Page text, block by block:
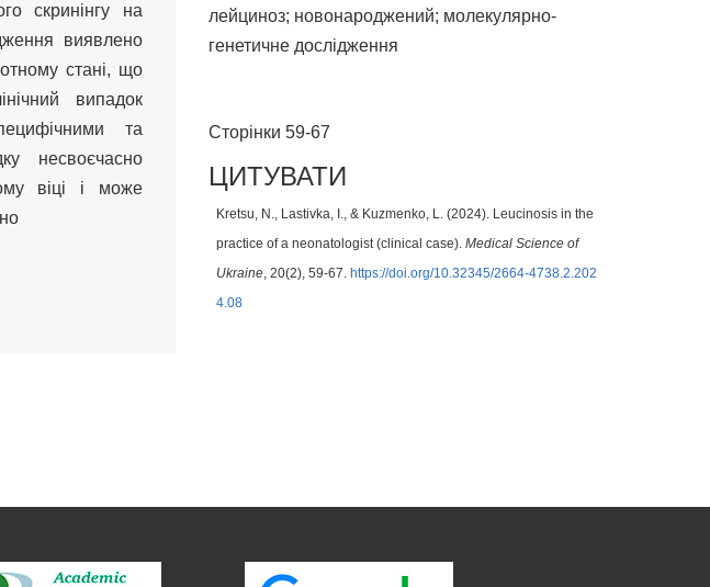
скринінгу на
виявлено
стані, що
випадок
та
несвоєчасно
віці і може
лейциноз; новонароджений; молекулярно-
генетичне дослідження
Сторінки 59-67
ЦИТУВАТИ
Kretsu, N., Lastivka, I., & Kuzmenko, L. (2024). Leucinosis in the
practice of a neonatologist (clinical case). Medical Science of
Ukraine, 20(2), 59-67. https://doi.org/10.32345/2664-4738.2.202
4.08